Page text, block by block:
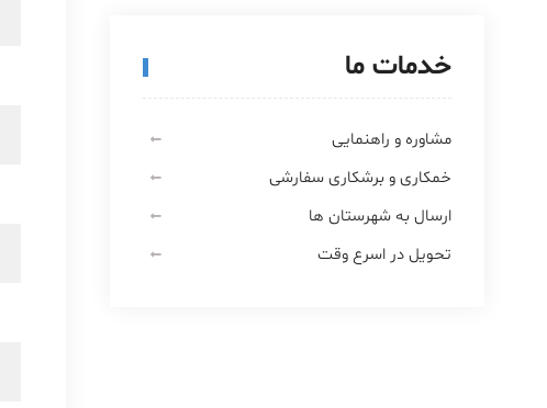
خدمات ما
مشاوره و راهنمایی
خمکاری و برشکاری سفارشی
ارسال به شهرستان ها
تحویل در اسرع وقت